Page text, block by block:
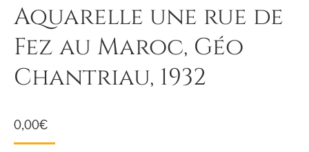
Aquarelle une rue de
Fez au Maroc, Géo
Chantriau, 1932
0,00€